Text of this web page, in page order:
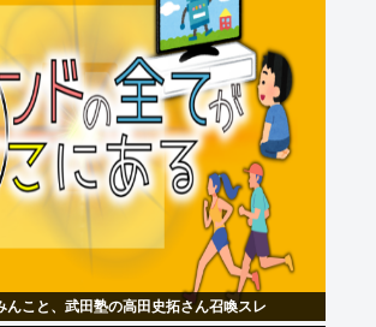
こと、武田塾の高田史拓さん召喚スレ